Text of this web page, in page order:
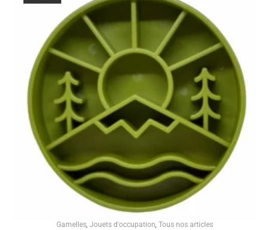
Gamelles, Jouets d'occupation, Tous nos articles